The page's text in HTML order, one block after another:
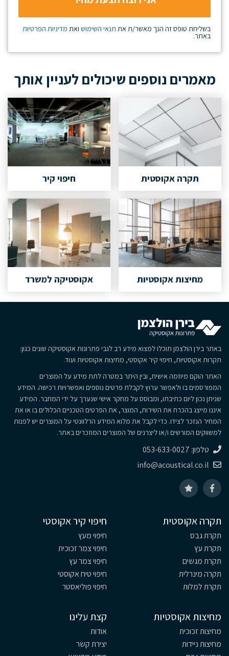
בשליחת טופס זה הנך מאשר/ת את תנאי השימוש ואת מדיניות הפרטיות
באתר.
מאמרים נוספים שיכולים לעניין אותך
תקרה אקוסטית חיפוי קיר
מחיצות אקוסטיות אקוסטיקה למשרד
באתר בירן הולצמן תוכלו למצוא מידע רב לגבי פתרונות אקוסטיקה שונים כגון:
תקרות אקוסטיות, חיפוי קיר אקוסטי, מחיצות אקוסטיות ועוד.
האתר הוקם מיוזמה אישית, ובין היתר במטרה לתת מידע על המוצרים
המפורסמים בו ולאפשר ערוץ לקבלת פרטים נוספים ואפשרויות רכישה. המידע
שניתן נכון ליום כתיבתו, ומבוסס על מחקר אישי שנערך על ידי המחבר. המידע
איננו מייצג בהכרח את השירות, המוצר, את הפרטים הטכניים הכלולים בו או את
המחיר הנזכר לצידו. כדי לקבל את מלוא המידע הרלוונטי על המוצרים יש לפנות
למשווקים המורשים ו/או ליצרנים של המוצרים המוזכרים באתר.
טלפון: 053-633-0027
info@acoustical.co.il
תקרה אקוסטית
תקרת גבס
תקרת עץ
תקרת מגשים
תקרה מינרלית
תקרת למלות
חיפוי קיר אקוסטי
חיפוי מעץ
חיפוי צמר זכוכית
חיפוי צמר עץ
חיפוי טיח אקוסטי
חיפוי פוליאסטר
מחיצות אקוסטיות
מחיצות זכוכית
מחיצות ניידות
קצת עלינו
אודות
יצירת קשר